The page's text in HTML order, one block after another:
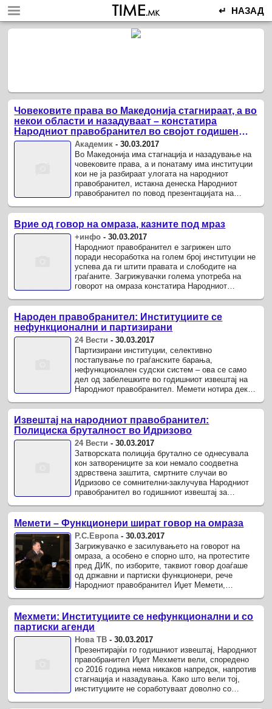
↵ НАЗАД
Човековите права во Македонија стагнираат, а во
некои области и назадуваат – констатира
Народниот правобранител во својот годишен
извештај
Академик -30.03.2017
Во Македонија има стагнација и назадување на
човековите права, а и понатаму има институции
кои не ја разбираат улогата на народниот
правобранител, истакна денеска Народниот
правобранител по повод презентацијата на
Врие од говор на омраза, казните под мраз
+инфо -30.03.2017
Народниот правобранител е загрижен што
поради несоработка на голем број институции не
успева да ги штити правата и слободите на
граѓаните. Загрижувачки голема употреба на
говорот на омраза констатира Народниот
Народен правобранител: Институциите се
нефункционални и партизирани
24 Вести -30.03.2017
Партизирани институции, селективно
постапување по граѓанските барања,
нефункционален судски систем – ова се само
дел од забелешките во годишниот извештај на
Народниот правобранител. Мемети нотира дека
Извештај на народниот правобранител:
Полициска бруталност во Идризово
24 Вести -30.03.2017
Затворската полиција брутално се однесувала
кон затворениците за кои немало соодветна
здрвствена заштита, смртните случаи во
Идризово се сомнителни-заклучува Народниот
правобранител во годишниот извештај за
Мемети – Функционери шират говор на омраза
Р.С.Европа-30.03.2017
Загрижувачко е засилувањето на говорот на
омраза, а особено е спорно што, на протестите
пред ДИК, по изборите, таквиот говор доаѓаше
од државни и партиски функционери, рече
Народниот правобранител Иџет Мемети,
Мехмети: Институциите се нефункционални и со
партиски агенди
Нова ТВ -30.03.2017
Презентирајќи го годишниот извештај, Народниот
правобранител Иџет Мехмети вели, споредено
со 2016 година нема никаков напредок, напротив
стагнација и назадувања. Како што вели тој,
институциите не соработуваат доволно со